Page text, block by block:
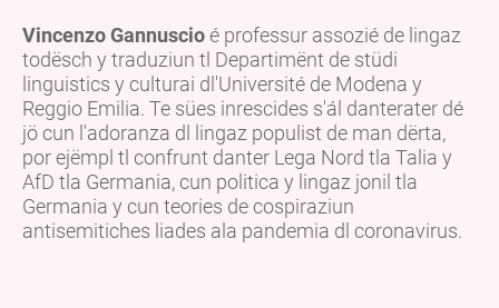
Vincenzo Gannuscioé professur assozié de lingaz
todësch y traduziun tl Departimënt de stüdi
linguistics y culturai dl'Université de Modena y
Reggio Emilia. Te sües inrescides s'ál danterater dé
jö cun l'adoranza dl lingaz populist de man dërta,
por ejëmpl tl confrunt danter Lega Nord tla Talia y
AfD tla Germania, cun politica y lingaz jonil tla
Germania y cun teories de cospiraziun
antisemitiches liades ala pandemia dl coronavirus.